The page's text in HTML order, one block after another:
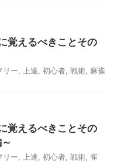
覚えるべきことその
リー 上達 初心者 戦術 麻雀
覚えるべきことその
リー 上達 初心者 戦術 雀